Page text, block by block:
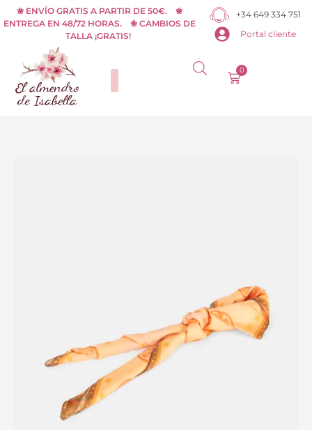
al
contenido
❀ ENVÍO GRATIS A PARTIR DE 50€. ❀
ENTREGA EN 48/72 HORAS. ❀ CAMBIOS DE
TALLA ¡GRATIS!
+34 649 334 751
Portal cliente
0
Carrito